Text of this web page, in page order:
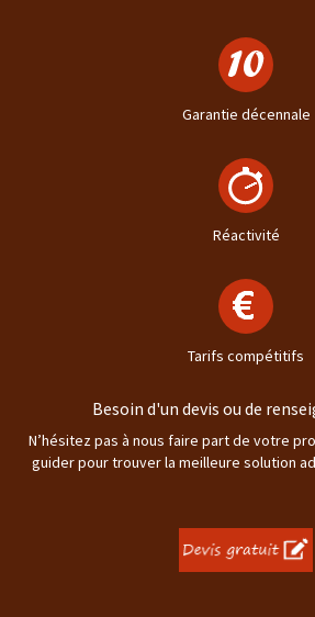
Garantie décennale
Réactivité
Tarifs compétitifs
Besoin d'un devis ou de
N’hésitez pas à nous faire part de votre
guider pour trouver la meilleure solution